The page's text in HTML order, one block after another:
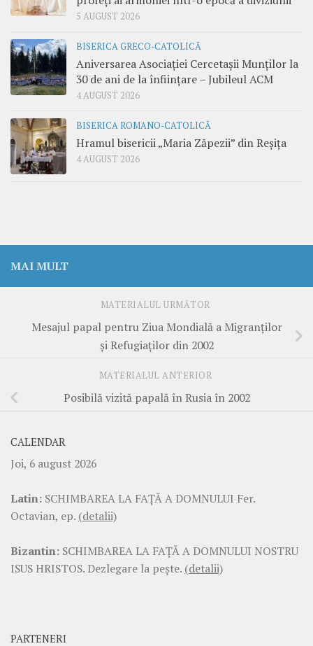
5 AUGUST 2026
BISERICA GRECO-CATOLICĂ
Aniversarea Asociației Cercetașii Munților la
30 de ani de la înființare – Jubileul ACM
4 AUGUST 2026
BISERICA ROMANO-CATOLICĂ
Hramul bisericii „Maria Zăpezii” din Reșița
4 AUGUST 2026
MAI MULT
MATERIALUL URMĂTOR
Mesajul papal pentru Ziua Mondială a Migranţilor
şi Refugiaţilor din 2002
MATERIALUL ANTERIOR
Posibilă vizită papală în Rusia în 2002
CALENDAR
Joi, 6 august 2026
Latin: SCHIMBAREA LA FAŢĂ A DOMNULUI Fer.
Octavian, ep. (detalii)
Bizantin: SCHIMBAREA LA FAŢĂ A DOMNULUI NOSTRU
ISUS HRISTOS. Dezlegare la pește. (detalii)
PARTENERI